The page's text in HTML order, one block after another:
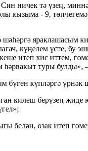
ничек тә үзең,
- 9, төпчегемә
яраклашасым
күңелем үсте, бу
итеп хис иттем,
һәрвакыт туры
бүген күпләргә үрнәк
килеш берүзең җиде
белән, озак итеп